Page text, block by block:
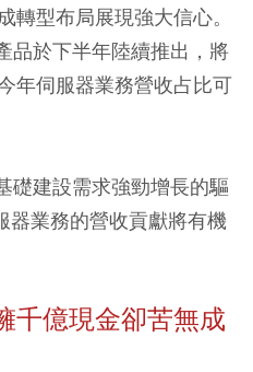
轉型布局展現強大信心。
品於下半年陸續推出，將
年伺服器業務營收占比可
礎建設需求強勁增長的驅
器業務的營收貢獻將有機
千億現金卻苦無成